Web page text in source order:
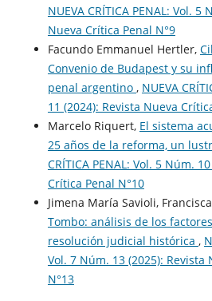
NUEVA CRÍTICA PENAL: Vol. 5
Nueva Crí­tica Penal N°9
Facundo Emmanuel Hertler,
Convenio de Budapest y su
penal argentino , NUEVA
11 (2024): Revista Nueva
Marcelo Riquert, El sistema
25 años de la reforma, un
CRÍTICA PENAL: Vol. 5 Núm.
Crí­tica Penal N°10
Jimena María Savioli,
Tombo: análisis de los
resolución judicial histórica ,
Vol. 7 Núm. 13 (2025): Revista
N°13